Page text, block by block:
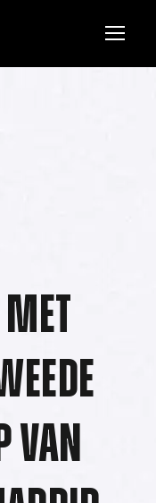
van